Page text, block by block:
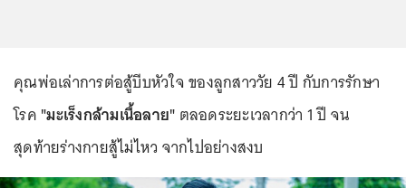
คุณพ่อเล่าการต่อสู้บีบหัวใจ ของลูกสาววัย 4 ปี กับการรักษา
โรค "มะเร็งกล้ามเนื้อลาย" ตลอดระยะเวลากว่า 1 ปี จน
สุดท้ายร่างกายสู้ไม่ไหว จากไปอย่างสงบ